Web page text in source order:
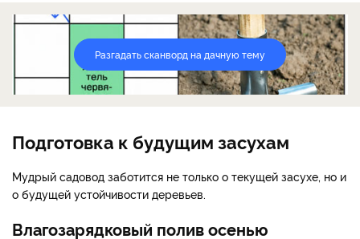
Разгадать сканворд на дачную тему
Подготовка к будущим засухам
Мудрый садовод заботится не только о текущей засухе, но и
о будущей устойчивости деревьев.
Влагозарядковый полив осенью